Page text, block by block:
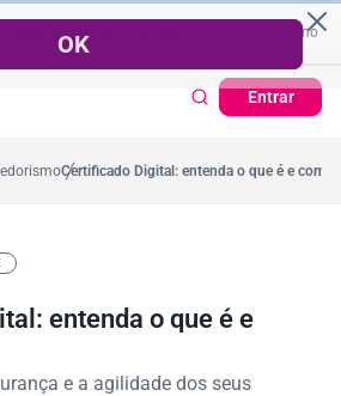
de Crédito Percentual médio no ano
Entrar
Cartão de Crédito | Cadastro
Certificado Digital: entenda o que é e como
entenda o que é e
e a agilidade dos seus